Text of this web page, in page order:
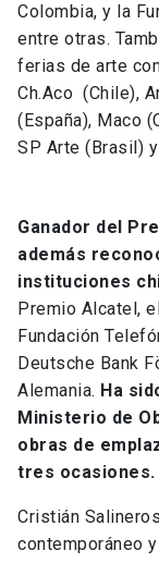
Colombia, y la
entre otras.
ferias de arte
Ch.Aco (Chile),
(España), Maco
SP Arte (Brasil)
Ganador del
además
instituciones
Premio Alcatel,
Fundación
Deutsche Bank
Alemania. Ha
Ministerio de
obras de
tres ocasiones.
Cristián
contemporáneo